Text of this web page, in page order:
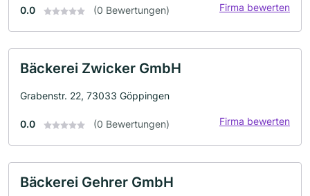
0.0 (0 Bewertungen) Firma bewerten
Bäckerei Zwicker GmbH
Grabenstr. 22, 73033 Göppingen
0.0 (0 Bewertungen) Firma bewerten
Bäckerei Gehrer GmbH